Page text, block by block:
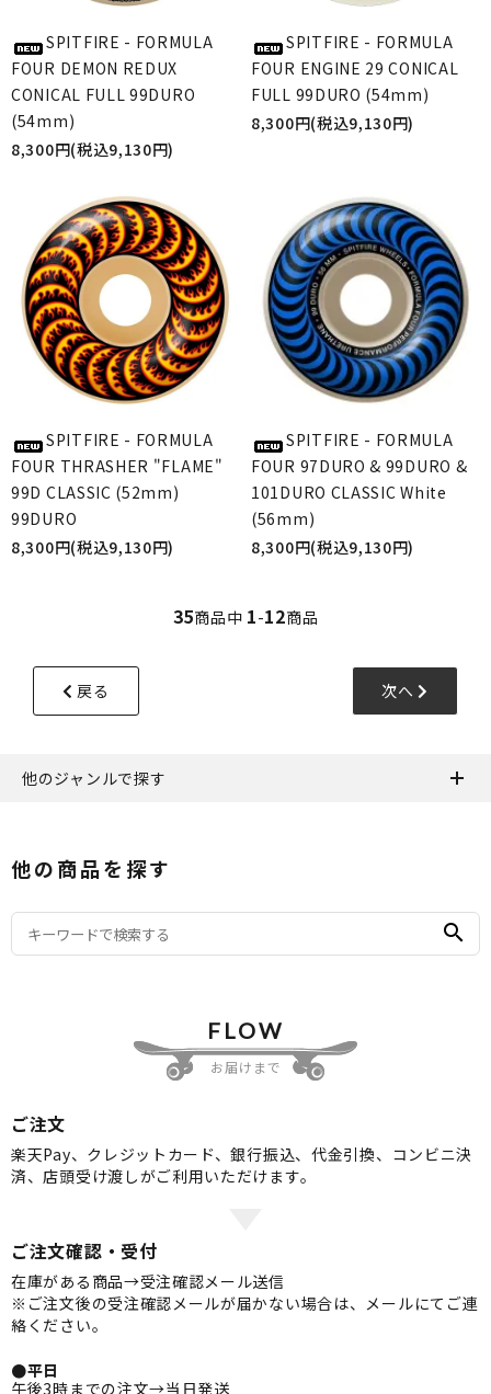
SPITFIRE - FORMULA
FOUR DEMON REDUX
CONICAL FULL 99DURO
(54mm)
8,300円(税込9,130円)
SPITFIRE - FORMULA
FOUR ENGINE 29 CONICAL
FULL 99DURO (54mm)
8,300円(税込9,130円)
SPITFIRE - FORMULA
FOUR THRASHER "FLAME"
99D CLASSIC (52mm)
99DURO
8,300円(税込9,130円)
SPITFIRE - FORMULA
FOUR 97DURO & 99DURO &
101DURO CLASSIC White
(56mm)
8,300円(税込9,130円)
35商品中 1-12商品
戻る 次へ
他のジャンルで探す
他の商品を探す
search
FLOW
お届けまで
ご注文
楽天Pay、クレジットカード、銀行振込、代金引換、コンビニ決
済、店頭受け渡しがご利用いただけます。
ご注文確認・受付
在庫がある商品→受注確認メール送信
※ご注文後の受注確認メールが届かない場合は、メールにてご連
絡ください。
●平日
午後3時までの注文→当日発送